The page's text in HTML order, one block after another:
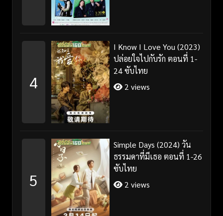
4
I Know I Love You (2023)
ปล่อยใจไปกับรัก ตอนที่ 1-
24 ซับไทย
2 views
5
Simple Days (2024) วัน
ธรรมดาที่มีเธอ ตอนที่ 1-26
ซับไทย
2 views